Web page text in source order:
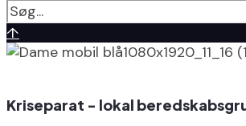
↑
Kriseparat - lokal